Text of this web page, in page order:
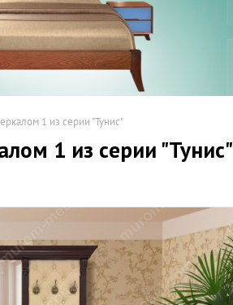
1 из серии "Тунис"
1 из серии "Тунис"